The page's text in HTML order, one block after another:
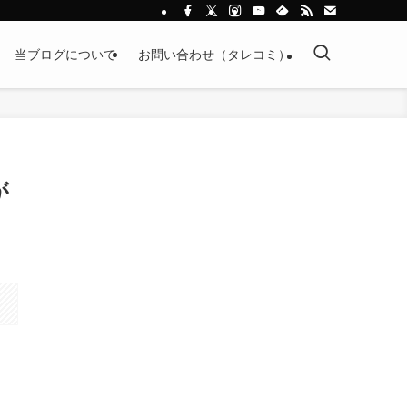
当ブログについて お問い合わせ（タレコミ）